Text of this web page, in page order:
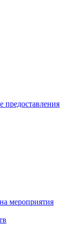
предоставления
мероприятия